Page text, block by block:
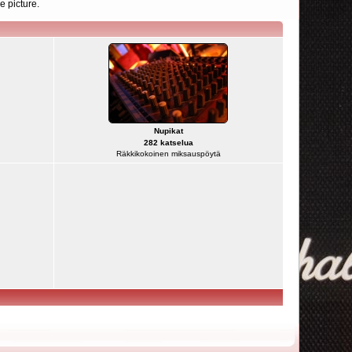
picture.
Nupikat
282 katselua
Räkkikokoinen miksauspöytä